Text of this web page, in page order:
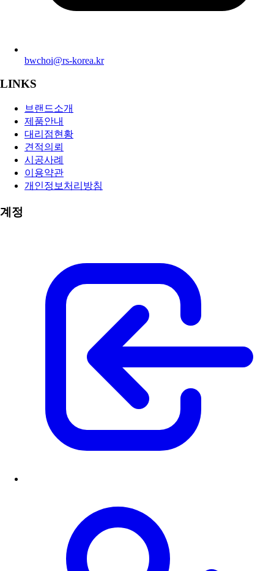
bwchoi@rs-korea.kr
LINKS
브랜드소개
제품안내
대리점현황
견적의뢰
시공사례
이용약관
개인정보처리방침
계정